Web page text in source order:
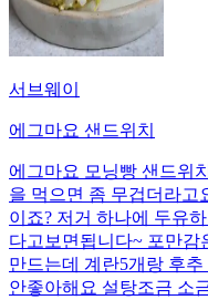
서브웨이
에그마요 샌드위치
에그마요 모닝빵 샌드위
을 먹으면 좀 무겁더라고
이죠? 저거 하나에 두유
다고보면됩니다~ 포만감
만드는데 계란5개랑 후
안좋아해요 설탕조금 소